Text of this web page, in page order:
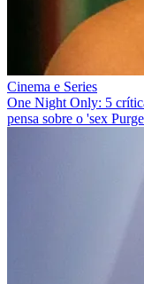
Cinema e Series
One Night Only: 5
pensa sobre o 'sex